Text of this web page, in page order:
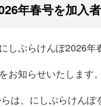
年春号を加入
しぷらけんぽ2026
お知らせいたします。
は、にしぷらけんぽ